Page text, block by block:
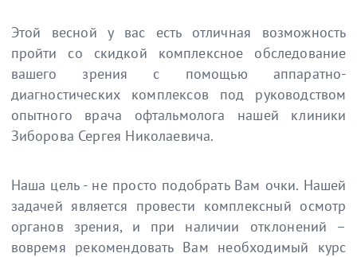
Этой весной у вас есть отличная возможность
пройти со скидкой комплексное обследование
вашего зрения с помощью аппаратно-
диагностических комплексов под руководством
опытного врача офтальмолога нашей клиники
Зиборова Сергея Николаевича.
Наша цель - не просто подобрать Вам очки. Нашей
задачей является провести комплексный осмотр
органов зрения, и при наличии отклонений –
вовремя рекомендовать Вам необходимый курс